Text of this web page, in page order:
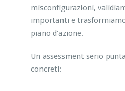
misconfigurazioni,
importanti e
piano d’azione.
Un assessment serio
concreti: